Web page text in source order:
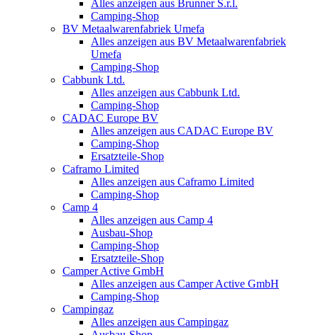
Alles anzeigen aus Brunner S.r.l.
Camping-Shop
BV Metaalwarenfabriek Umefa
Alles anzeigen aus BV Metaalwarenfabriek
Umefa
Camping-Shop
Cabbunk Ltd.
Alles anzeigen aus Cabbunk Ltd.
Camping-Shop
CADAC Europe BV
Alles anzeigen aus CADAC Europe BV
Camping-Shop
Ersatzteile-Shop
Caframo Limited
Alles anzeigen aus Caframo Limited
Camping-Shop
Camp 4
Alles anzeigen aus Camp 4
Ausbau-Shop
Camping-Shop
Ersatzteile-Shop
Camper Active GmbH
Alles anzeigen aus Camper Active GmbH
Camping-Shop
Campingaz
Alles anzeigen aus Campingaz